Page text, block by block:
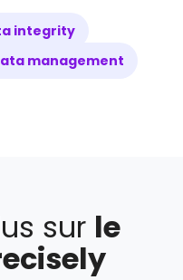
integrity
management
sur le